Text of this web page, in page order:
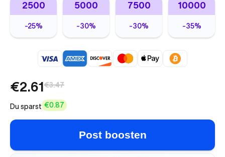
2500
-25%
5000
-30%
7500
-30%
10000
-35%
€2.61 €3.47
Du sparst €0.87
Post boosten